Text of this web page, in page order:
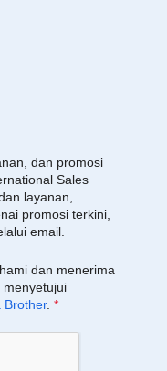
dan promosi
Sales
layanan,
promosi terkini,
email.
dan menerima
menyetujui
Brother. *